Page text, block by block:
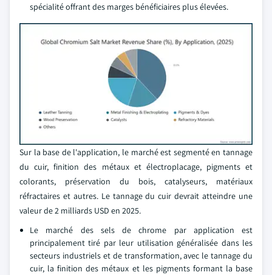
spécialité offrant des marges bénéficiaires plus élevées.
Sur la base de l'application, le marché est segmenté en tannage
du cuir, finition des métaux et électroplacage, pigments et
colorants, préservation du bois, catalyseurs, matériaux
réfractaires et autres. Le tannage du cuir devrait atteindre une
valeur de 2 milliards USD en 2025.
Le marché des sels de chrome par application est
principalement tiré par leur utilisation généralisée dans les
secteurs industriels et de transformation, avec le tannage du
cuir, la finition des métaux et les pigments formant la base